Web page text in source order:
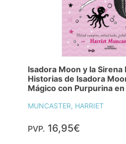
Isadora Moon y la
Historias de Isadora
Mágico con Purpurina
MUNCASTER, HARRIET
PVP. 16,95€